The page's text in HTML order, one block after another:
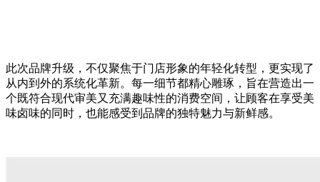
此次品牌升级，不仅聚焦于门店形象的年轻化转型，更实现了
从内到外的系统化革新。每一细节都精心雕琢，旨在营造出一
个既符合现代审美又充满趣味性的消费空间，让顾客在享受美
味卤味的同时，也能感受到品牌的独特魅力与新鲜感。